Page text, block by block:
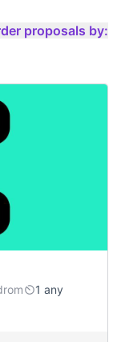
proposals by:
1 any